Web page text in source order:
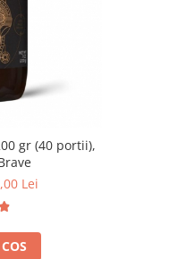
gr (40 portii),
Lei